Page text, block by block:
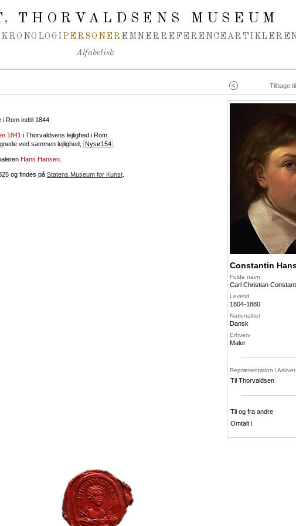
, THORVALDSENS MUSEUM
KRONOLOGI PERSONER EMNER REFERENCEARTIKLER
Alfabetisk
Tilbage til
Rom indtil 1844.
1841 i Thorvaldsens lejlighed i Rom.
ved sammen lejlighed,
Nysø154
Hans Hansen
og findes på Statens Museum for Kunst
Constantin
Fulde navn
Carl Christian
Levetid
1804-1880
Nationalitet
Dansk
Erhverv
Maler
Repræsentation i Arkivet
Til Thorvaldsen
Til og fra andre
Omtalt i